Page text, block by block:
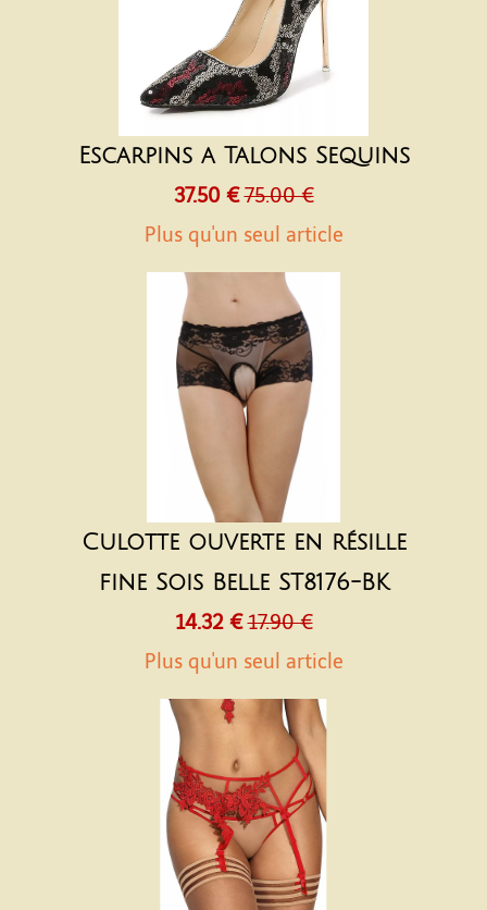
Escarpins a Talons Sequins
37.50 € 75.00 €
Plus qu'un seul article
Culotte ouverte en résille
fine Sois Belle ST8176-BK
14.32 € 17.90 €
Plus qu'un seul article